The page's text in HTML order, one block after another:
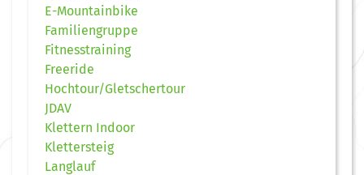
E-Mountainbike
Familiengruppe
Fitnesstraining
Freeride
Hochtour/Gletschertour
JDAV
Klettern Indoor
Klettersteig
Langlauf